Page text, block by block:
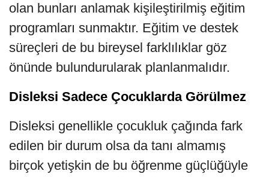
olan bunları anlamak kişileştirilmiş eğitim
programları sunmaktır. Eğitim ve destek
süreçleri de bu bireysel farklılıklar göz
önünde bulundurularak planlanmalıdır.
Disleksi Sadece Çocuklarda Görülmez
Disleksi genellikle çocukluk çağında fark
edilen bir durum olsa da tanı almamış
birçok yetişkin de bu öğrenme güçlüğüyle